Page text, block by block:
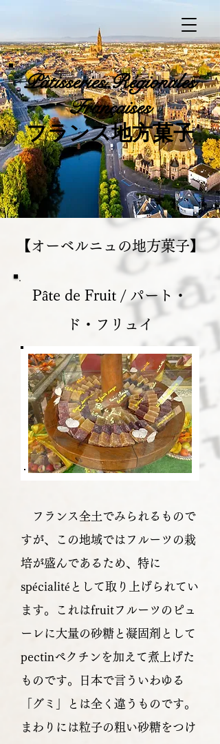
PâtisseriesRégionales
Françaises
​フランス地方菓子
​【オーベルニュの地方菓子】
Pâte de Fruit / パート・
ド・フリュイ
フランス全土でみられるもので
すが、この地域ではフルーツの栽
培が盛んであるため、特に
spécialitéとして取り上げられてい
ます。これはfruitフルーツのピュ
ーレに大量の砂糖と凝固剤として
pectinペクチンを加えて煮上げた
ものです。日本で言ういわゆる
「グミ」とは全く違うものです。
まわりには粒子の粗い砂糖をつけ